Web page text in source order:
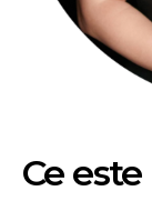
Ce este